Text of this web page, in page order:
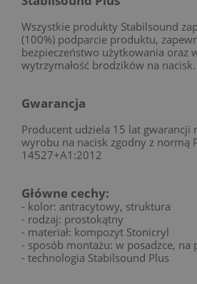
Wszystkie produkty Stabilsound
(100%) podparcie produktu,
bezpieczeństwo użytkowania oraz
wytrzymałość brodzików na nacisk.
Gwarancja
Producent udziela 15 lat gwarancji
wyrobu na nacisk zgodny z normą
14527+A1:2012
Główne cechy:
- kolor: antracytowy, struktura
- rodzaj: prostokątny
- materiał: kompozyt Stonicryl
- sposób montażu: w posadzce, na
- technologia Stabilsound Plus